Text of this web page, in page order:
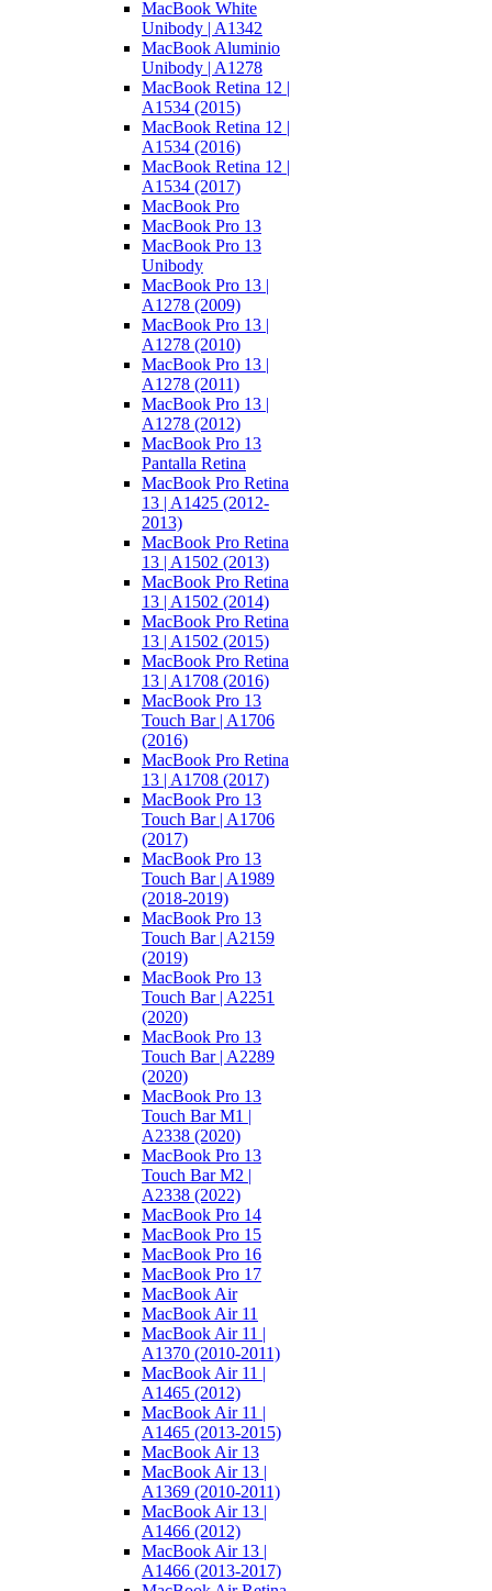
MacBook White
Unibody | A1342
MacBook Aluminio
Unibody | A1278
MacBook Retina 12 |
A1534 (2015)
MacBook Retina 12 |
A1534 (2016)
MacBook Retina 12 |
A1534 (2017)
MacBook Pro
MacBook Pro 13
MacBook Pro 13
Unibody
MacBook Pro 13 |
A1278 (2009)
MacBook Pro 13 |
A1278 (2010)
MacBook Pro 13 |
A1278 (2011)
MacBook Pro 13 |
A1278 (2012)
MacBook Pro 13
Pantalla Retina
MacBook Pro Retina
13 | A1425 (2012-
2013)
MacBook Pro Retina
13 | A1502 (2013)
MacBook Pro Retina
13 | A1502 (2014)
MacBook Pro Retina
13 | A1502 (2015)
MacBook Pro Retina
13 | A1708 (2016)
MacBook Pro 13
Touch Bar | A1706
(2016)
MacBook Pro Retina
13 | A1708 (2017)
MacBook Pro 13
Touch Bar | A1706
(2017)
MacBook Pro 13
Touch Bar | A1989
(2018-2019)
MacBook Pro 13
Touch Bar | A2159
(2019)
MacBook Pro 13
Touch Bar | A2251
(2020)
MacBook Pro 13
Touch Bar | A2289
(2020)
MacBook Pro 13
Touch Bar M1 |
A2338 (2020)
MacBook Pro 13
Touch Bar M2 |
A2338 (2022)
MacBook Pro 14
MacBook Pro 15
MacBook Pro 16
MacBook Pro 17
MacBook Air
MacBook Air 11
MacBook Air 11 |
A1370 (2010-2011)
MacBook Air 11 |
A1465 (2012)
MacBook Air 11 |
A1465 (2013-2015)
MacBook Air 13
MacBook Air 13 |
A1369 (2010-2011)
MacBook Air 13 |
A1466 (2012)
MacBook Air 13 |
A1466 (2013-2017)